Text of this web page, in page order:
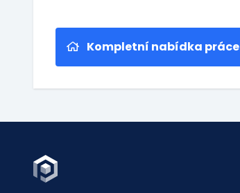
Kompletní nabídka práce